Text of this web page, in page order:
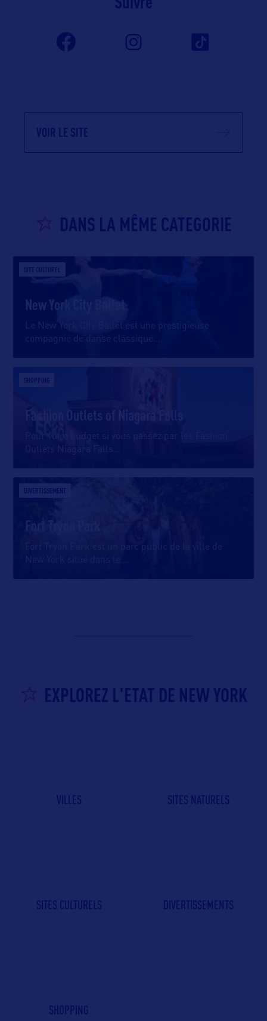
VOIR LE SITE
DANS LA MÊME CATEGORIE
SITE CULTUREL
New York City Ballet
Le New York City Ballet est une prestigieuse
compagnie de danse classique
SHOPPING
Fashion Outlets of Niagara Falls
Pour votre budget si vous passez par les Fashion
Outlets Niagara Falls
DIVERTISSEMENT
Fort Tryon Park
Fort Tryon Park est un parc public de la ville de
New York situé dans le
EXPLOREZ L'ETAT DE NEW YORK
VILLES SITES NATURELS
SITES CULTURELS DIVERTISSEMENTS
SHOPPING